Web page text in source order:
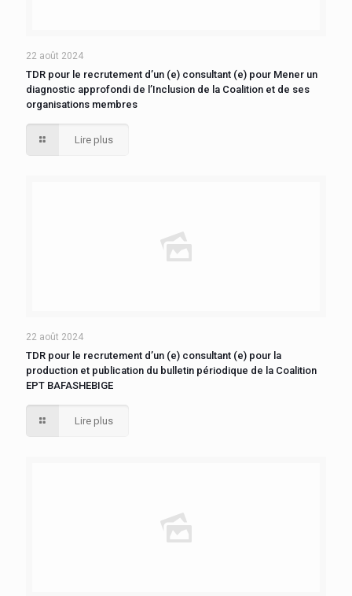
22 août 2024
TDR pour le recrutement d’un (e) consultant (e) pour Mener un
diagnostic approfondi de l’Inclusion de la Coalition et de ses
organisations membres
Lire plus
22 août 2024
TDR pour le recrutement d’un (e) consultant (e) pour la
production et publication du bulletin périodique de la Coalition
EPT BAFASHEBIGE
Lire plus